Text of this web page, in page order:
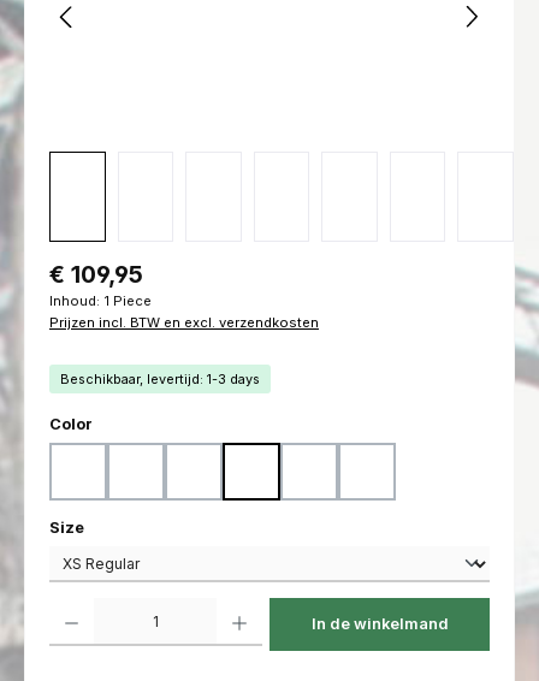
Normale prijs:
€ 109,95
Inhoud: 1 Piece
Prijzen incl. BTW en excl. verzendkosten
Beschikbaar, levertijd: 1-3 days
Selecteer
Color
Selecteer
Size
Producthoeveelheid: Voer de gewenste hoeveelheid in of gebruik de
In de winkelmand